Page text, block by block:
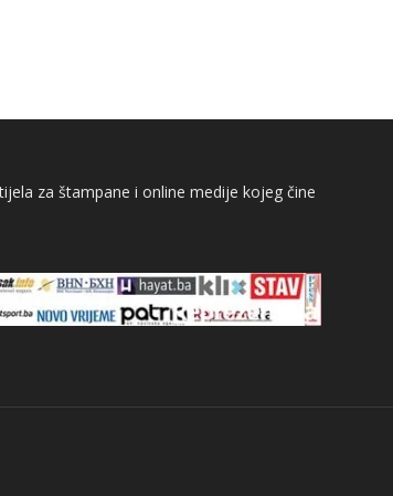
za štampane i online medije kojeg čine